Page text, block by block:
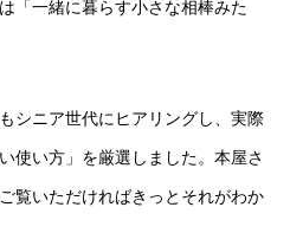
「一緒に暮らす小さな相棒みた
シニア世代にヒアリングし、実際
使い方」を厳選しました。本屋さ
覧いただければきっとそれがわか